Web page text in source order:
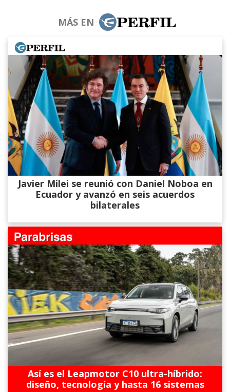
MÁS EN
Javier Milei se reunió con Daniel Noboa en
Ecuador y avanzó en seis acuerdos
bilaterales
Así es el Leapmotor C10 ultra-híbrido:
diseño, tecnología y hasta 16 sistemas